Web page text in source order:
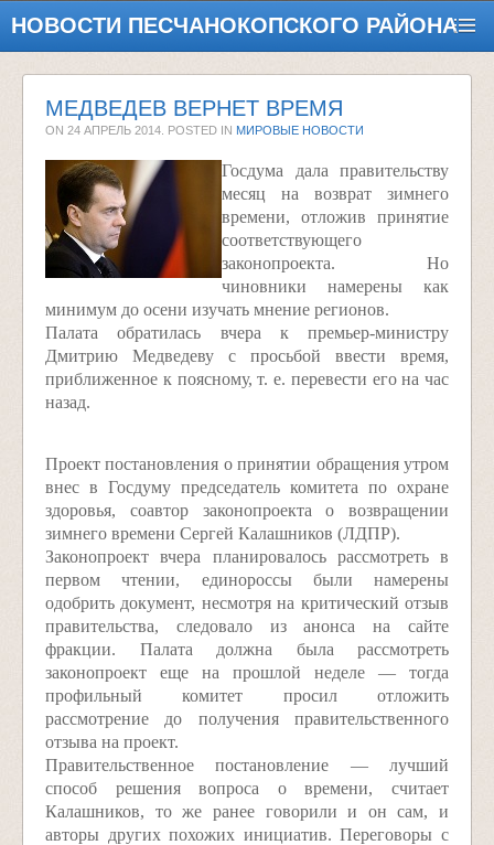
НОВОСТИ ПЕСЧАНОКОПСКОГО РАЙОНА
МЕДВЕДЕВ ВЕРНЕТ ВРЕМЯ
ON 24 АПРЕЛЬ 2014 . POSTED IN МИРОВЫЕ НОВОСТИ
Госдума дала правительству
месяц на возврат зимнего
времени, отложив принятие
соответствующего
законопроекта. Но
чиновники намерены как
минимум до осени изучать мнение регионов.
Палата обратилась вчера к премьер-министру
Дмитрию Медведеву с просьбой ввести время,
приближенное к поясному, т. е. перевести его на час
назад.
Проект постановления о принятии обращения утром
внес в Госдуму председатель комитета по охране
здоровья, соавтор законопроекта о возвращении
зимнего времени Сергей Калашников (ЛДПР).
Законопроект вчера планировалось рассмотреть в
первом чтении, единороссы были намерены
одобрить документ, несмотря на критический отзыв
правительства, следовало из анонса на сайте
фракции. Палата должна была рассмотреть
законопроект еще на прошлой неделе — тогда
профильный комитет просил отложить
рассмотрение до получения правительственного
отзыва на проект.
Правительственное постановление — лучший
способ решения вопроса о времени, считает
Калашников, то же ранее говорили и он сам, и
авторы других похожих инициатив. Переговоры с